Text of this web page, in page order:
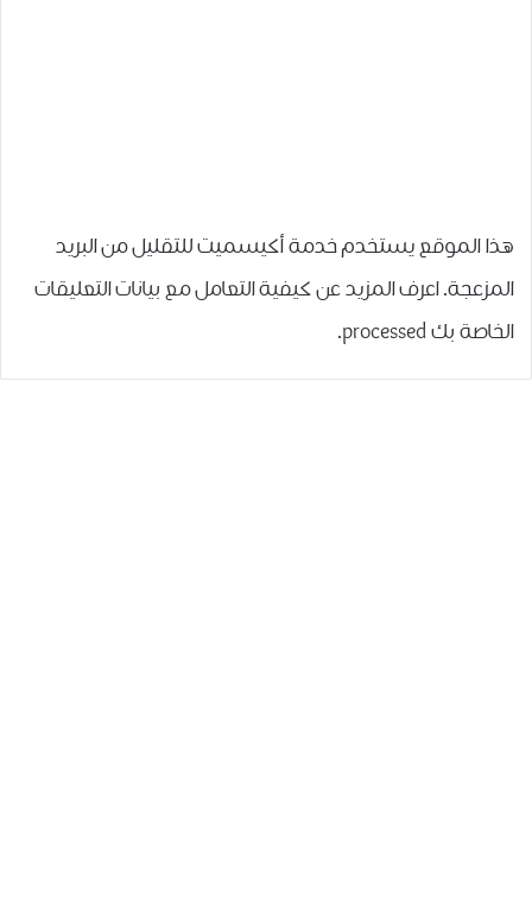
هذا الموقع يستخدم خدمة أكيسميت للتقليل من البريد
المزعجة.اعرف المزيد عن كيفية التعامل مع بيانات التعليقات
الخاصة بك processed
.